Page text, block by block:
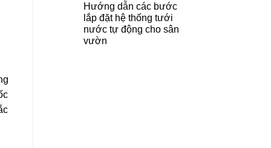
Hướng dẫn các bước
lắp đặt hệ thống tưới
nước tự động cho sân
vườn